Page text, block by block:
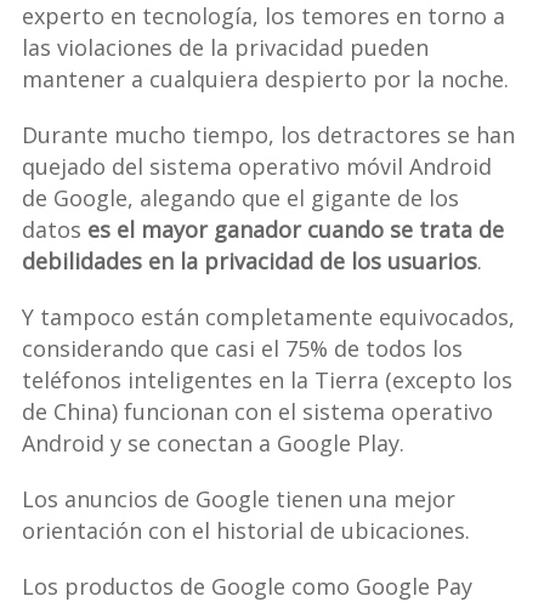
experto en tecnología, los temores en torno a
las violaciones de la privacidad pueden
mantener a cualquiera despierto por la noche.
Durante mucho tiempo, los detractores se han
quejado del sistema operativo móvil Android
de Google, alegando que el gigante de los
datos es el mayor ganador cuando se trata de
debilidades en la privacidad de los usuarios.
Y tampoco están completamente equivocados,
considerando que casi el 75% de todos los
teléfonos inteligentes en la Tierra (excepto los
de China) funcionan con el sistema operativo
Android y se conectan a Google Play.
Los anuncios de Google tienen una mejor
orientación con el historial de ubicaciones.
Los productos de Google como Google Pay